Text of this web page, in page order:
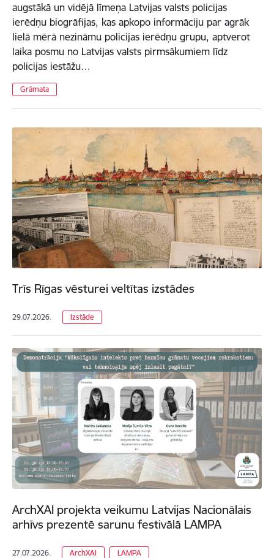
augstākā un vidējā līmeņa Latvijas valsts policijas
ierēdņu biogrāfijas, kas apkopo informāciju par agrāk
lielā mērā nezināmu policijas ierēdņu grupu, aptverot
laika posmu no Latvijas valsts pirmsākumiem līdz
policijas iestāžu…
Grāmata
Trīs Rīgas vēsturei veltītas izstādes
29.07.2026. Izstāde
ArchXAI projekta veikumu Latvijas Nacionālais
arhīvs prezentē sarunu festivālā LAMPA
27.07.2026. ArchXAI LAMPA